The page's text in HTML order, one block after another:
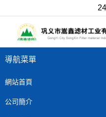
導航菜單
網站首頁
公司簡介